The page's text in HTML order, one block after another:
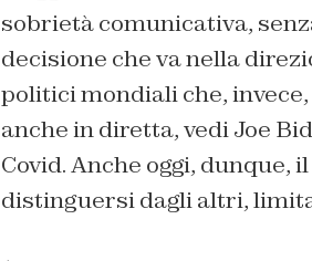
sobrietà comunicativa,
decisione che va nella
politici mondiali che,
anche in diretta, vedi Joe
Covid. Anche oggi, dunque,
distinguersi dagli altri,